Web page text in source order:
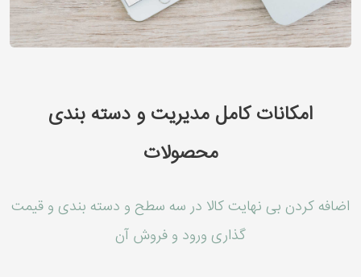
امکانات کامل مدیریت و دسته بندی
محصولات
اضافه کردن بی نهایت کالا در سه سطح و دسته بندی و قیمت
گذاری ورود و فروش آن